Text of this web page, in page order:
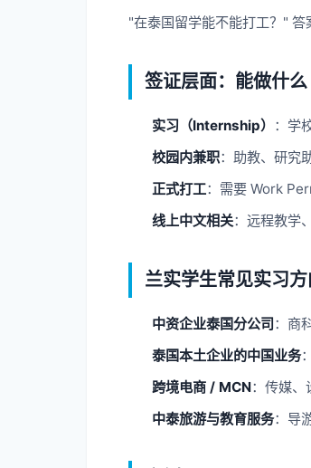
"在泰国留学能不能打工？"
签证层面：能做什么
实习（Internship） ：学
校园内兼职：助教、研究
正式打工：需要 Work
线上中文相关：远程教学
兰实学生常见实习方
中资企业泰国分公司：商
泰国本土企业的中国业务
跨境电商 / MCN：传媒、
中泰旅游与教育服务：导